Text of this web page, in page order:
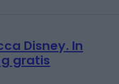
Disney. In
gratis